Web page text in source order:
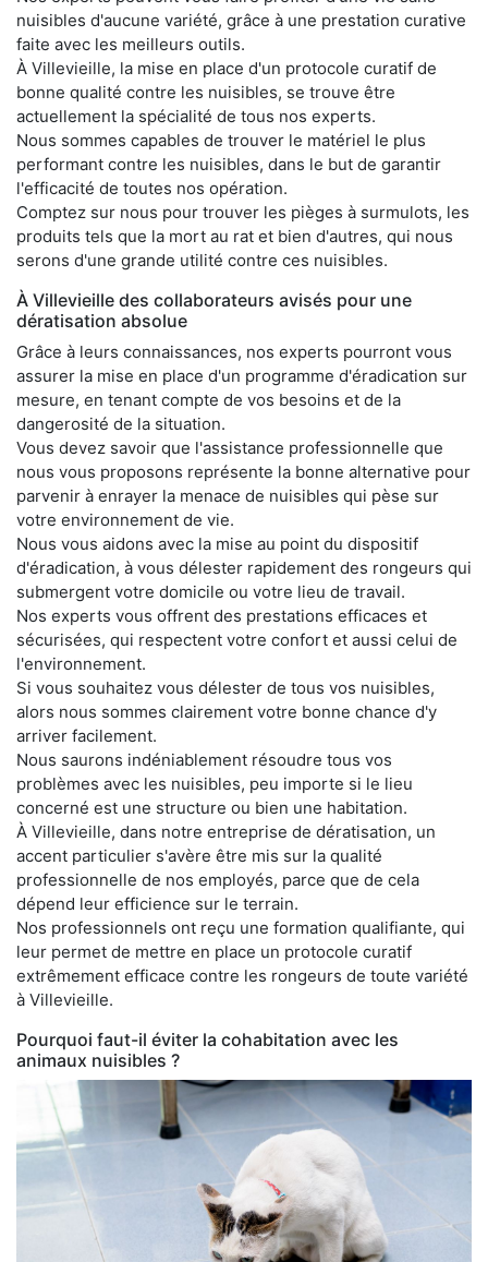
nuisibles d'aucune variété, grâce à une prestation curative
faite avec les meilleurs outils.
À Villevieille, la mise en place d'un protocole curatif de
bonne qualité contre les nuisibles, se trouve être
actuellement la spécialité de tous nos experts.
Nous sommes capables de trouver le matériel le plus
performant contre les nuisibles, dans le but de garantir
l'efficacité de toutes nos opération.
Comptez sur nous pour trouver les pièges à surmulots, les
produits tels que la mort au rat et bien d'autres, qui nous
serons d'une grande utilité contre ces nuisibles.
À Villevieille des collaborateurs avisés pour une
dératisation absolue
Grâce à leurs connaissances, nos experts pourront vous
assurer la mise en place d'un programme d'éradication sur
mesure, en tenant compte de vos besoins et de la
dangerosité de la situation.
Vous devez savoir que l'assistance professionnelle que
nous vous proposons représente la bonne alternative pour
parvenir à enrayer la menace de nuisibles qui pèse sur
votre environnement de vie.
Nous vous aidons avec la mise au point du dispositif
d'éradication, à vous délester rapidement des rongeurs qui
submergent votre domicile ou votre lieu de travail.
Nos experts vous offrent des prestations efficaces et
sécurisées, qui respectent votre confort et aussi celui de
l'environnement.
Si vous souhaitez vous délester de tous vos nuisibles,
alors nous sommes clairement votre bonne chance d'y
arriver facilement.
Nous saurons indéniablement résoudre tous vos
problèmes avec les nuisibles, peu importe si le lieu
concerné est une structure ou bien une habitation.
À Villevieille, dans notre entreprise de dératisation, un
accent particulier s'avère être mis sur la qualité
professionnelle de nos employés, parce que de cela
dépend leur efficience sur le terrain.
Nos professionnels ont reçu une formation qualifiante, qui
leur permet de mettre en place un protocole curatif
extrêmement efficace contre les rongeurs de toute variété
à Villevieille.
Pourquoi faut-il éviter la cohabitation avec les
animaux nuisibles ?